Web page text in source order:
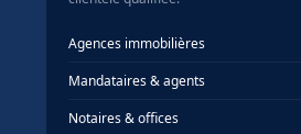
Agences immobilières
Mandataires & agents
Notaires & offices